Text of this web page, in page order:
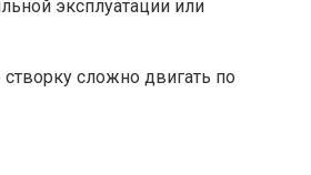
эксплуатации или
сложно двигать по